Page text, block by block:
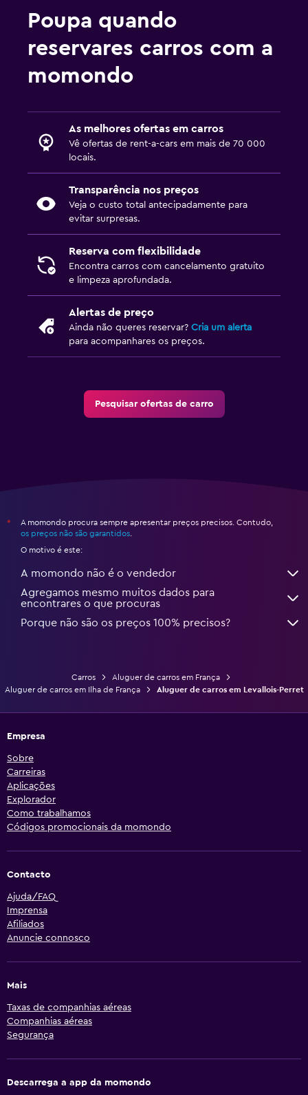
Poupa quando
reservares carros com a
momondo
As melhores ofertas em carros
Vê ofertas de rent-a-cars em mais de 70 000
locais.
Transparência nos preços
Veja o custo total antecipadamente para
evitar surpresas.
Reserva com flexibilidade
Encontra carros com cancelamento gratuito
e limpeza aprofundada.
Alertas de preço
Ainda não queres reservar? Cria um alerta
para acompanhares os preços.
Pesquisar ofertas de carro
*
A momondo procura sempre apresentar preços precisos. Contudo,
os preços não são garantidos.
O motivo é este:
A momondo não é o vendedor
Agregamos mesmo muitos dados para
encontrares o que procuras
Porque não são os preços 100% precisos?
Carros
Aluguer de carros em França
Aluguer de carros em Ilha de França
Aluguer de carros em Levallois-Perret
Empresa
Sobre
Carreiras
Aplicações
Explorador
Como trabalhamos
Códigos promocionais da momondo
Contacto
Ajuda/FAQ
Imprensa
Afiliados
Anuncie connosco
Mais
Taxas de companhias aéreas
Companhias aéreas
Segurança
Descarrega a app da momondo